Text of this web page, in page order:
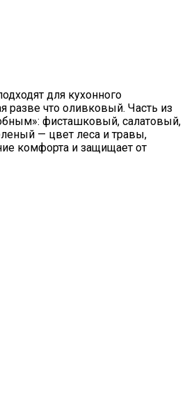
для кухонного
разве что оливковый. Часть из
фисташковый, салатовый,
— цвет леса и травы,
комфорта и защищает от